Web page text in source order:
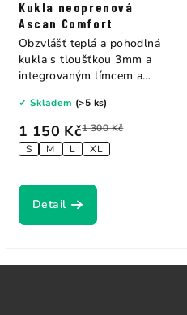
Kukla neoprenová
Ascan Comfort
1 150 Kč1 300 Kč
S M L XL
✓ Skladem (>5 ks)
Detail
Obzvlášť teplá a pohodlná
kukla s tloušťkou 3mm a
integrovaným límcem a